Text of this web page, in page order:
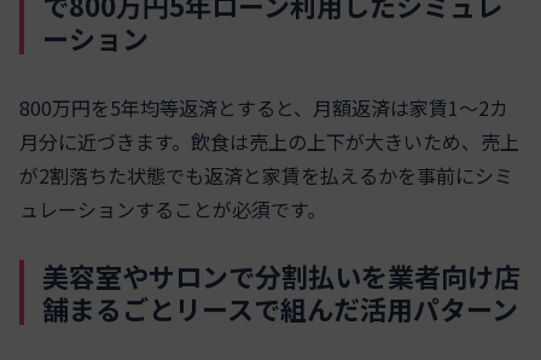
ーション
800万円を5年均等返済とすると、月額返済は家賃1〜2カ
月分に近づきます。飲食は売上の上下が大きいため、売上
が2割落ちた状態でも返済と家賃を払えるかを事前にシミ
ュレーションすることが必須です。
美容室やサロンで分割払いを業者向け店
舗まるごとリースで組んだ活用パターン